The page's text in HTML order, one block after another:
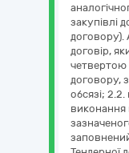
закупівлі
договору).
договір,
четвертою
договору,
обсязі;
виконання